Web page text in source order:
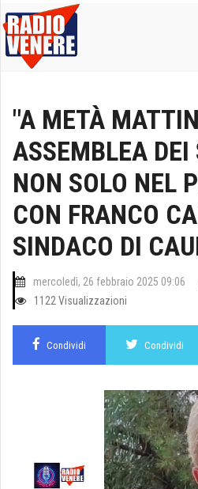
"A METÀ
ASSEMBLEA DEI
NON SOLO NEL
CON FRANCO
SINDACO DI
mercoledì, 26 febbraio 2025 09:06
1122 Visualizzazioni
Condividi Condividi